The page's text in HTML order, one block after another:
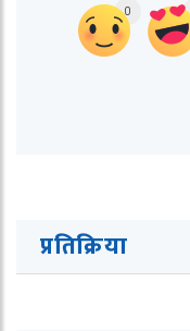
0
प्रतिक्रिया